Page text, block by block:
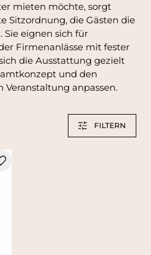
mieten möchte, sorgt
Sitzordnung, die Gästen die
eignen sich für
Firmenanlässe mit fester
die Ausstattung gezielt
und den
Veranstaltung anpassen.
FILTERN